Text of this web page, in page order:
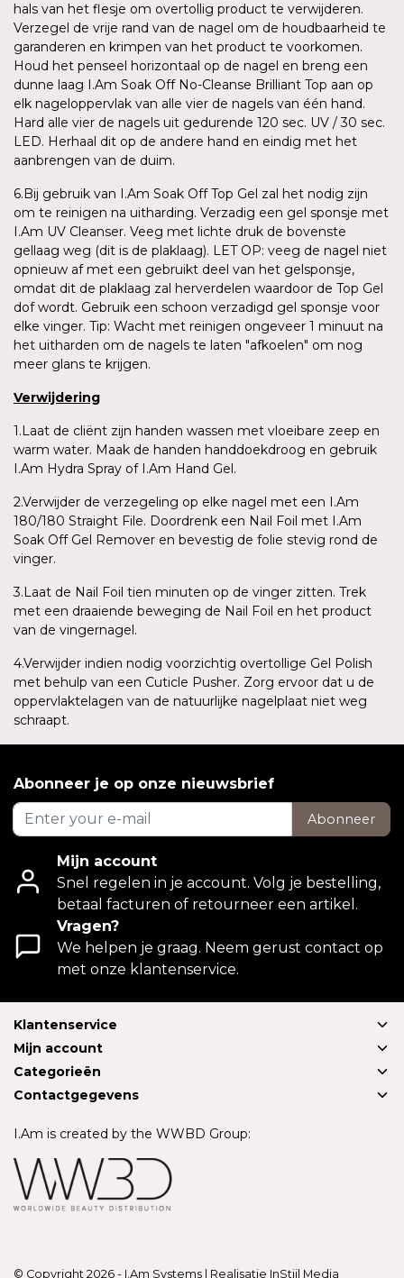
hals van het flesje om overtollig product te verwijderen.
Verzegel de vrije rand van de nagel om de houdbaarheid te
garanderen en krimpen van het product te voorkomen.
Houd het penseel horizontaal op de nagel en breng een
dunne laag I.Am Soak Off No-Cleanse Brilliant Top aan op
elk nageloppervlak van alle vier de nagels van één hand.
Hard alle vier de nagels uit gedurende 120 sec. UV / 30 sec.
LED. Herhaal dit op de andere hand en eindig met het
aanbrengen van de duim.
6.Bij gebruik van I.Am Soak Off Top Gel zal het nodig zijn
om te reinigen na uitharding. Verzadig een gel sponsje met
I.Am UV Cleanser. Veeg met lichte druk de bovenste
gellaag weg (dit is de plaklaag). LET OP: veeg de nagel niet
opnieuw af met een gebruikt deel van het gelsponsje,
omdat dit de plaklaag zal herverdelen waardoor de Top Gel
dof wordt. Gebruik een schoon verzadigd gel sponsje voor
elke vinger. Tip: Wacht met reinigen ongeveer 1 minuut na
het uitharden om de nagels te laten "afkoelen" om nog
meer glans te krijgen.
Verwijdering
1.Laat de cliënt zijn handen wassen met vloeibare zeep en
warm water. Maak de handen handdoekdroog en gebruik
I.Am Hydra Spray of I.Am Hand Gel.
2.Verwijder de verzegeling op elke nagel met een I.Am
180/180 Straight File. Doordrenk een Nail Foil met I.Am
Soak Off Gel Remover en bevestig de folie stevig rond de
vinger.
3.Laat de Nail Foil tien minuten op de vinger zitten. Trek
met een draaiende beweging de Nail Foil en het product
van de vingernagel.
4.Verwijder indien nodig voorzichtig overtollige Gel Polish
met behulp van een Cuticle Pusher. Zorg ervoor dat u de
oppervlaktelagen van de natuurlijke nagelplaat niet weg
schraapt.
Abonneer je op onze nieuwsbrief
Abonneer
Mijn account
Snel regelen in je account. Volg je bestelling,
betaal facturen of retourneer een artikel.
Vragen?
We helpen je graag. Neem gerust contact op
met onze klantenservice.
Klantenservice
Mijn account
Categorieën
Contactgegevens
I.Am is created by the WWBD Group:
© Copyright 2026 - I.Am Systems | Realisatie InStijl Media